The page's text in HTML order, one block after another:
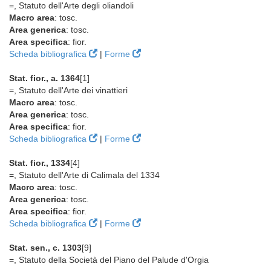
=, Statuto dell'Arte degli oliandoli
Macro area: tosc.
Area generica: tosc.
Area specifica: fior.
Scheda bibliografica
| Forme
Stat. fior., a. 1364[1]
=, Statuto dell'Arte dei vinattieri
Macro area: tosc.
Area generica: tosc.
Area specifica: fior.
Scheda bibliografica
| Forme
Stat. fior., 1334[4]
=, Statuto dell'Arte di Calimala del 1334
Macro area: tosc.
Area generica: tosc.
Area specifica: fior.
Scheda bibliografica
| Forme
Stat. sen., c. 1303[9]
=, Statuto della Società del Piano del Palude d'Orgia